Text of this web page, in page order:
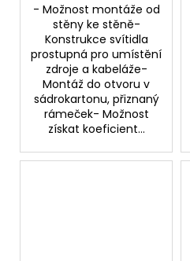
- Možnost montáže od
stěny ke stěně-
Konstrukce svítidla
prostupná pro umístění
zdroje a kabeláže-
Montáž do otvoru v
sádrokartonu, přiznaný
rámeček- Možnost
získat koeficient...